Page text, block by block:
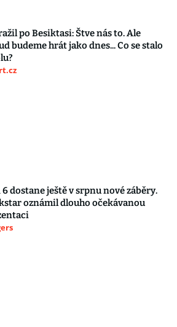
po Besiktasi: Štve nás to. Ale
budeme hrát jako dnes... Co se stalo
6 dostane ještě v srpnu nové záběry.
oznámil dlouho očekávanou